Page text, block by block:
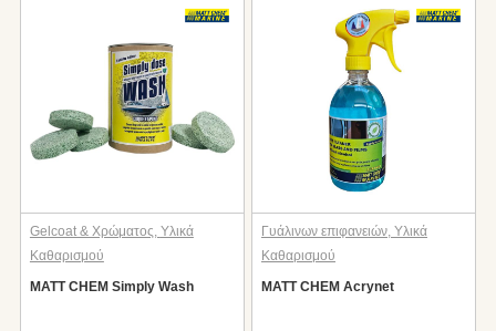
Gelcoat & Χρώματος Υλικά
Καθαρισμού
MATT CHEM Simply Wash
Γυάλινων επιφανειών Υλικά
Καθαρισμού
MATT CHEM Acrynet